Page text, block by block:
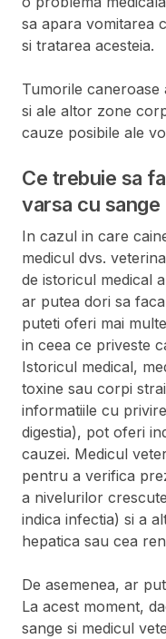
sa apara vomitarea
si tratarea acesteia.
Tumorile caneroase
si ale altor zone
cauze posibile ale
Ce trebuie sa
varsa cu sange
In cazul in care
medicul dvs.
de istoricul medical
ar putea dori sa
puteti oferi mai
in ceea ce priveste
Istoricul medical,
toxine sau corpi
informatiile cu
digestia), pot oferi
cauzei. Medicul
pentru a verifica
a nivelurilor
indica infectia) si a
hepatica sau cea
De asemenea, ar
La acest moment,
sange si medicul